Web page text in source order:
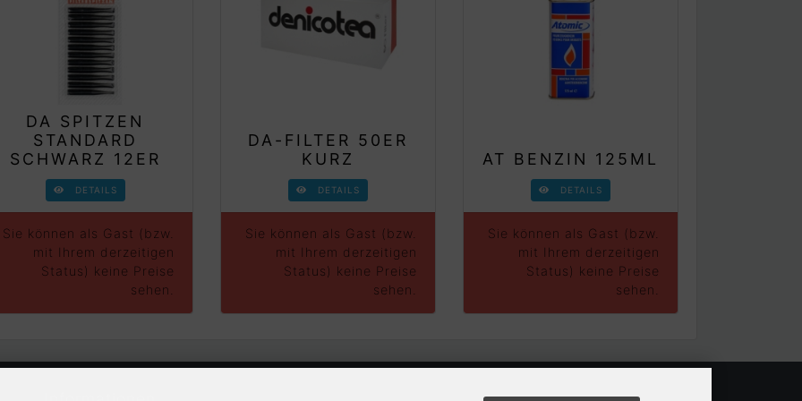
DA SPITZEN
STANDARD
SCHWARZ 12ER
DETAILS
Sie können als Gast (bzw.
mit Ihrem derzeitigen
Status) keine Preise
sehen.
DA-FILTER 50ER
KURZ
DETAILS
Sie können als Gast (bzw.
mit Ihrem derzeitigen
Status) keine Preise
sehen.
AT BENZIN 125ML
DETAILS
Sie können als Gast (bzw.
mit Ihrem derzeitigen
Status) keine Preise
sehen.